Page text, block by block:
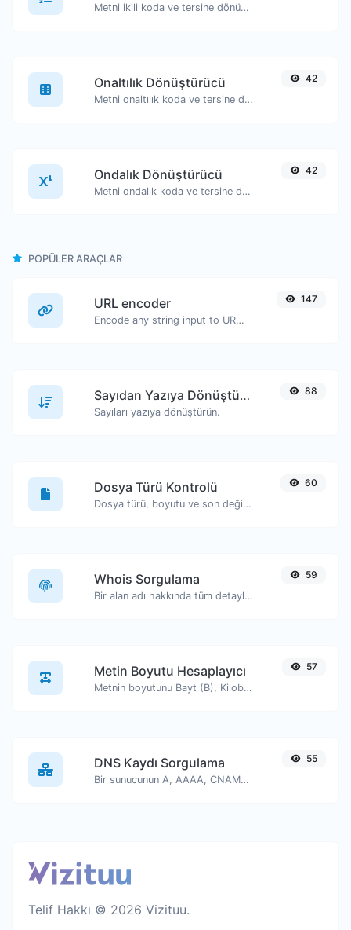
Metni ikili koda ve tersine dönüştürün.
Onaltılık Dönüştürücü
Metni onaltılık koda ve tersine dönüştürün.
42
Ondalık Dönüştürücü
Metni ondalık koda ve tersine dönüştürün.
42
POPÜLER ARAÇLAR
URL encoder
Encode any string input to URL format.
147
Sayıdan Yazıya Dönüştürücü
Sayıları yazıya dönüştürün.
88
Dosya Türü Kontrolü
Dosya türü, boyutu ve son değiştirilme tarihi gibi bilgileri görüntüleyin.
60
Whois Sorgulama
Bir alan adı hakkında tüm detayları edinin.
59
Metin Boyutu Hesaplayıcı
Metnin boyutunu Bayt (B), Kilobayt (KB) veya Megabayt (MB) cinsinden alın.
57
DNS Kaydı Sorgulama
Bir sunucunun A, AAAA, CNAME, MX, NS, TXT, SOA DNS kayıtlarını bulun.
55
Telif Hakkı © 2026 Vizituu.